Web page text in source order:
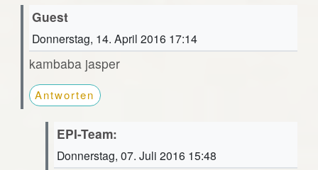
Guest
Donnerstag, 14. April 2016 17:14
kambaba jasper
Antworten
EPI-Team:
Donnerstag, 07. Juli 2016 15:48